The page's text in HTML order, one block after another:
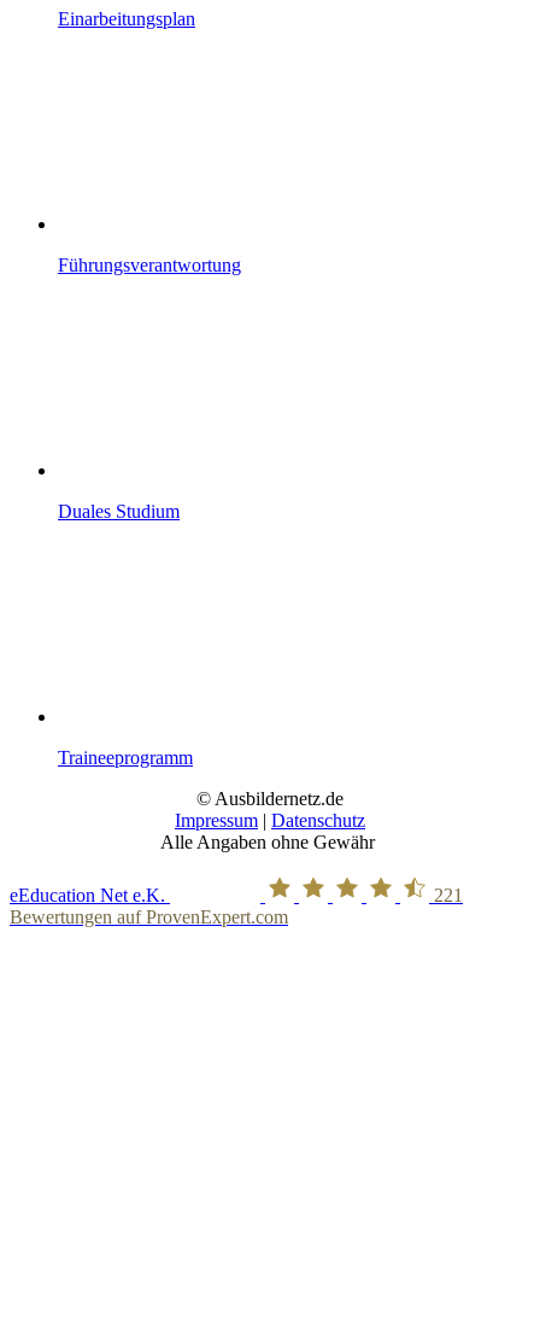
Einarbeitungsplan
Führungsverantwortung
Duales Studium
Traineeprogramm
© Ausbildernetz.de
Impressum | Datenschutz
Alle Angaben ohne Gewähr
eEducation Net e.K.
221
Bewertungen auf ProvenExpert.com